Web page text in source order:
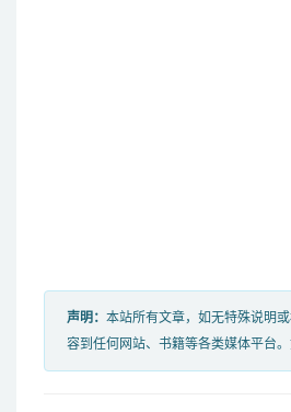
声明： 本站所有文章，如无特殊说明
容到任何网站、书籍等各类媒体平台